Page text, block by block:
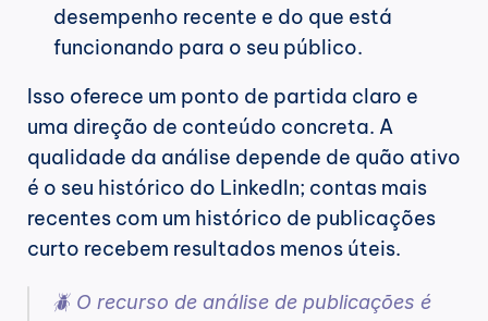
desempenho recente e do que está
funcionando para o seu público.
Isso oferece um ponto de partida claro e
uma direção de conteúdo concreta. A
qualidade da análise depende de quão ativo
é o seu histórico do LinkedIn; contas mais
recentes com um histórico de publicações
curto recebem resultados menos úteis.
🪲 O recurso de análise de publicações é